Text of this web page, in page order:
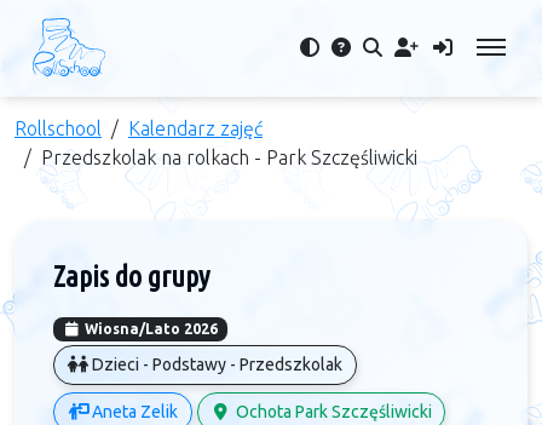
Rollschool
Kalendarz zajęć
Przedszkolak na rolkach - Park Szczęśliwicki
Zapis do grupy
Wiosna/Lato 2026
Dzieci - Podstawy - Przedszkolak
Aneta Zelik Ochota Park Szczęśliwicki